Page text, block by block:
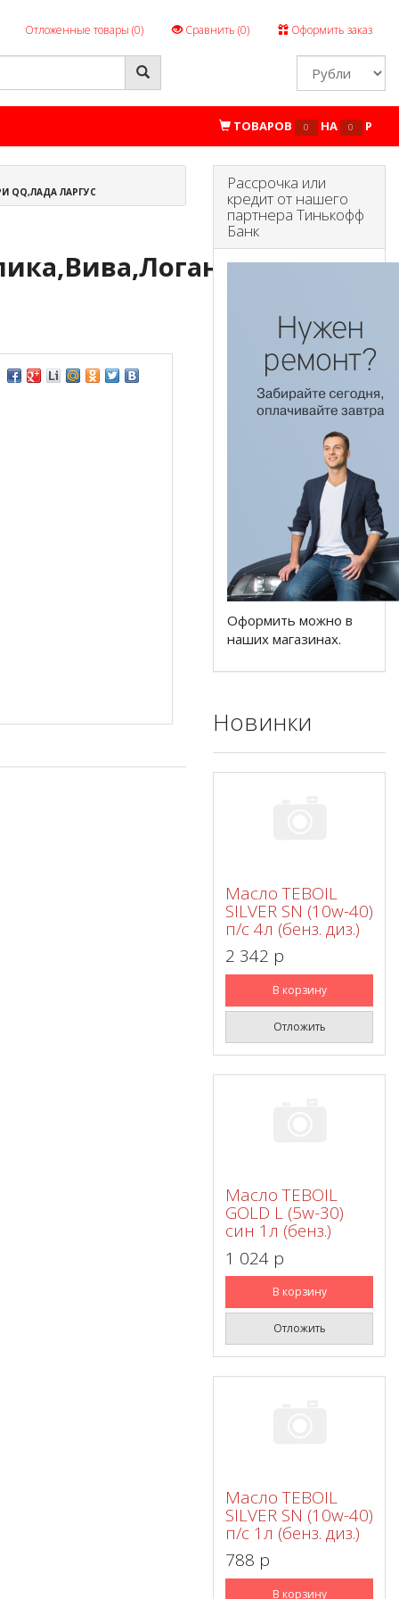
Отложенные товары (0) Сравнить (0) Оформить заказ
ТОВАРОВ 0 НА 0 P
QQ,ЛАДА ЛАРГУС
Рассрочка или
кредит от нашего
партнера Тинькофф
Банк
Оформить можно в
наших магазинах.
Новинки
Масло TEBOIL
SILVER SN (10w-40)
п/с 4л (бенз. диз.)
2 342 p
В корзину
Отложить
Масло TEBOIL
GOLD L (5w-30)
син 1л (бенз.)
1 024 p
В корзину
Отложить
Масло TEBOIL
SILVER SN (10w-40)
п/с 1л (бенз. диз.)
788 p
В корзину